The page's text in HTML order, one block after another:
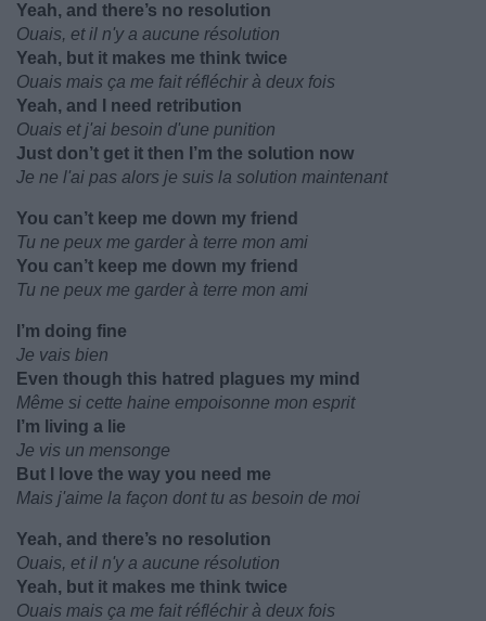
Yeah, and there’s no resolution
Ouais, et il n'y a aucune résolution
Yeah, but it makes me think twice
Ouais mais ça me fait réfléchir à deux fois
Yeah, and I need retribution
Ouais et j'ai besoin d'une punition
Just don’t get it then I’m the solution now
Je ne l'ai pas alors je suis la solution maintenant
You can’t keep me down my friend
Tu ne peux me garder à terre mon ami
You can’t keep me down my friend
Tu ne peux me garder à terre mon ami
I’m doing fine
Je vais bien
Even though this hatred plagues my mind
Même si cette haine empoisonne mon esprit
I’m living a lie
Je vis un mensonge
But I love the way you need me
Mais j'aime la façon dont tu as besoin de moi
Yeah, and there’s no resolution
Ouais, et il n'y a aucune résolution
Yeah, but it makes me think twice
Ouais mais ça me fait réfléchir à deux fois